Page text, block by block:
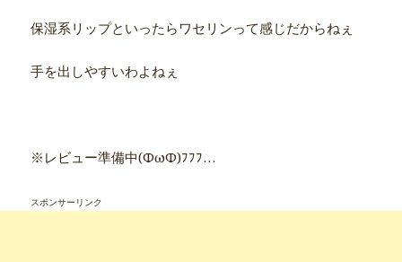
保湿系リップといったらワセリンって感じだからねぇ
手を出しやすいわよねぇ
※レビュー準備中(ΦωΦ)ﾌﾌﾌ…
スポンサーリンク